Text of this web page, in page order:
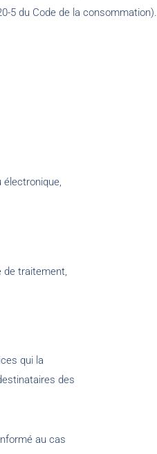
5 du Code de la consommation).
traitement,
qui la
des
au cas